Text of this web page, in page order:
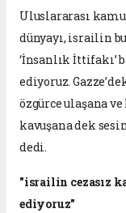
Uluslararası
dünyayı, israilin
‘İnsanlık İttifakı’
ediyoruz.
özgürce ulaşana
kavuşana dek
dedi.
"israilin cezasız
ediyoruz"